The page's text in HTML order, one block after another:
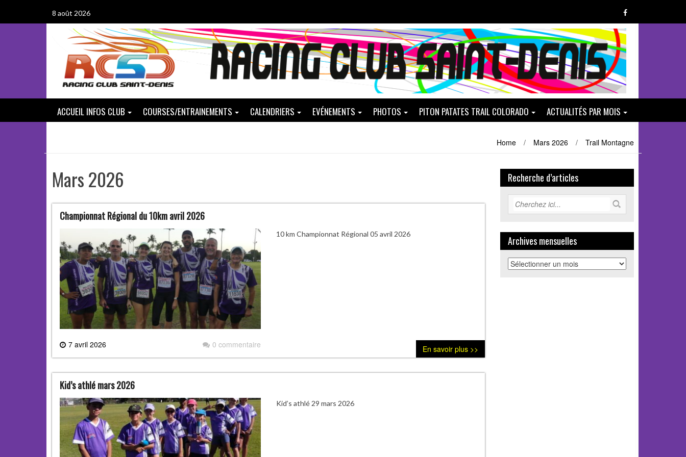
contenu
8 août 2026
ACCUEIL INFOS CLUB COURSES/ENTRAINEMENTS CALENDRIERS EVÉNEMENTS PHOTOS PITON PATATES TRAIL COLORADO ACTUALITÉS PAR MOIS
Home / Mars 2026 / Trail Montagne
Mars 2026
Championnat Régional du 10km avril 2026
7 avril 2026 0 commentaire
10 km Championnat Régional 05 avril 2026
En savoir plus >>
Kid’s athlé mars 2026
Kid’s athlé 29 mars 2026
Recherche d’articles
Archives mensuelles
Archives